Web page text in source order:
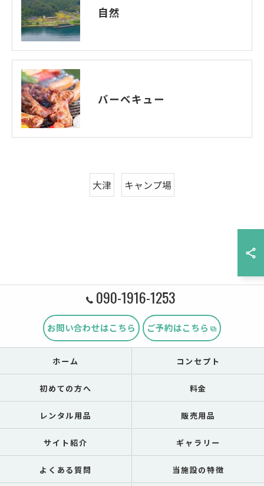
自然
バーベキュー
大津 キャンプ場
090-1916-1253
お問い合わせはこちら ご予約はこちら
ホーム コンセプト
初めての方へ 料金
レンタル用品 販売用品
サイト紹介 ギャラリー
よくある質問 当施設の特徴